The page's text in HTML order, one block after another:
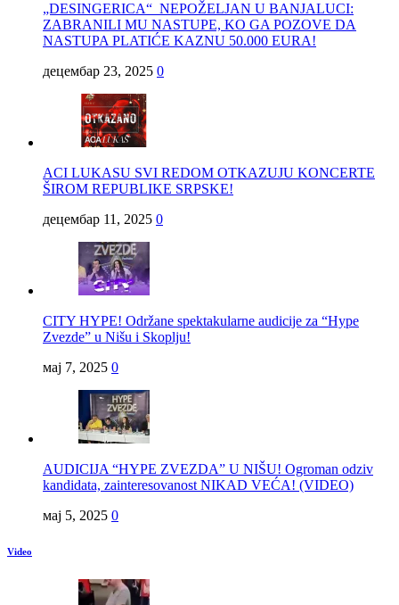
„DESINGERICA“ NEPOŽELJAN U BANJALUCI:
ZABRANILI MU NASTUPE, KO GA POZOVE DA
NASTUPA PLATIĆE KAZNU 50.000 EURA!
децембар 23, 2025 0
ACI LUKASU SVI REDOM OTKAZUJU KONCERTE
ŠIROM REPUBLIKE SRPSKE!
децембар 11, 2025 0
CITY HYPE! Održane spektakularne audicije za “Hype
Zvezde” u Nišu i Skoplju!
мај 7, 2025 0
AUDICIJA “HYPE ZVEZDA” U NIŠU! Ogroman odziv
kandidata, zainteresovanost NIKAD VEĆA! (VIDEO)
мај 5, 2025 0
Video